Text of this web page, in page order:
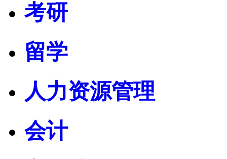
考研
留学
人力资源管理
会计